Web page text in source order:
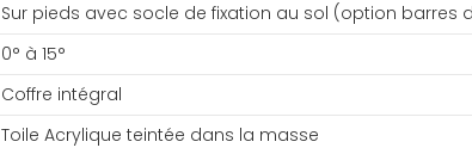
Sur pieds avec socle de fixation au sol (option barres
0° à 15°
Coffre intégral
Toile Acrylique teintée dans la masse